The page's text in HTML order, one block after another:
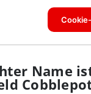
Name